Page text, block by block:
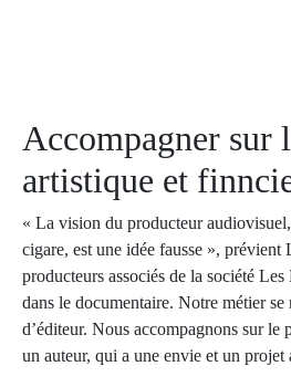
Accompagner sur
artistique et
« La vision du producteur
cigare, est une idée fausse »,
producteurs associés de la société
dans le documentaire. Notre métier
d’éditeur. Nous accompagnons sur le
un auteur, qui a une envie et un projet